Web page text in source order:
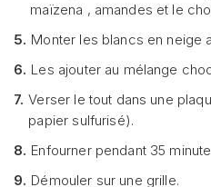
maïzena , amandes et le
5. Monter les blancs en neige
6. Les ajouter au mélange
7. Verser le tout dans une
papier sulfurisé).
8. Enfourner pendant 35
9. Démouler sur une grille.